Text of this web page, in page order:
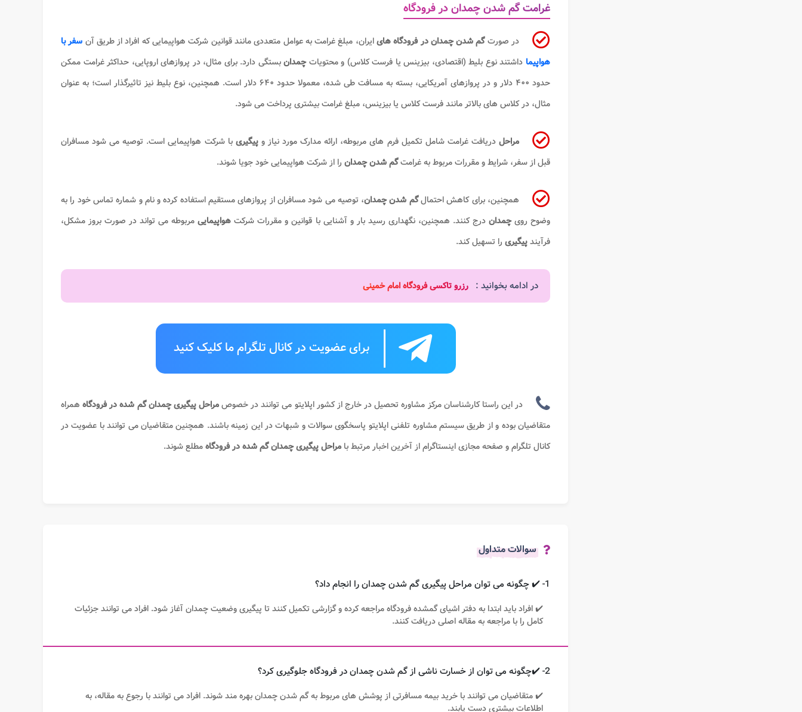
غرامت گم شدن چمدان در فرودگاه
در صورتگم شدن چمدان در فرودگاه هایایران، مبلغ غرامت به عوامل متعددی مانند قوانین شرکت هواپیمایی که افراد از طریق آن سفر با
هواپیما داشتند نوع بلیط (اقتصادی، بیزینس یا فرست کلاس) و محتویاتچمدانبستگی دارد. برای مثال، در پروازهای اروپایی، حداکثر غرامت ممکن
حدود ۴۰۰ دلار و در پروازهای آمریکایی، بسته به مسافت طی شده، معمولا حدود ۶۴۰ دلار است. همچنین، نوع بلیط نیز تاثیرگذار است؛ به عنوان
مثال، در کلاس های بالاتر مانند فرست کلاس یا بیزینس، مبلغ غرامت بیشتری پرداخت می شود.
مراحلدریافت غرامت شامل تکمیل فرم های مربوطه، ارائه مدارک مورد نیاز وپیگیریبا شرکت هواپیمایی است. توصیه می شود مسافران
قبل از سفر، شرایط و مقررات مربوط به غرامتگم شدن چمدان را از شرکت هواپیمایی خود جویا شوند.
همچنین، برای کاهش احتمالگم شدن چمدان، توصیه می شود مسافران از پروازهای مستقیم استفاده کرده و نام و شماره تماس خود را به
وضوح رویچمداندرج کنند. همچنین، نگهداری رسید بار و آشنایی با قوانین و مقررات شرکت هواپیمایی مربوطه می تواند در صورت بروز مشکل،
فرآیندپیگیری را تسهیل کند.
در ادامه بخوانید : رزرو تاکسی فرودگاه امام خمینی
برای عضویت در کانال تلگرام ما کلیک کنید
در این راستا کارشناسان مرکز مشاوره تحصیل در خارج از کشور اپلایتو می توانند در خصوصمراحلپیگیریچمدان گم شده در فرودگاههمراه
متقاضیان بوده و از طریق سیستم مشاوره تلفنی اپلایتو پاسخگوی سوالات و شبهات در این زمینه باشند. همچنین متقاضیان می توانند با عضویت در
کانال تلگرام و صفحه مجازی اینستاگرام از آخرین اخبار مرتبط با مراحلپیگیریچمدان گم شده در فرودگاهمطلع شوند.
سوالات متداول
1- ✔️ چگونه می توان مراحل پیگیری گم شدن چمدان را انجام داد؟
✔️ افراد باید ابتدا به دفتر اشیای گمشده فرودگاه مراجعه کرده و گزارشی تکمیل کنند تا پیگیری وضعیت چمدان آغاز شود. افراد می توانند جزئیات
کامل را با مراجعه به مقاله اصلی دریافت کنند.
2- ✔️چگونه می توان از خسارت ناشی از گم شدن چمدان در فرودگاه جلوگیری کرد؟
✔️ متقاضیان می توانند با خرید بیمه مسافرتی از پوشش های مربوط به گم شدن چمدان بهره مند شوند. افراد می توانند با رجوع به مقاله، به
اطلاعات بیشتری دست یابند.